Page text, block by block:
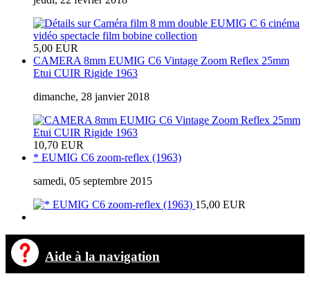
5,00 EUR
CAMERA 8mm EUMIG C6 Vintage Zoom Reflex 25mm
Etui CUIR Rigide 1963
dimanche, 28 janvier 2018
10,70 EUR
* EUMIG C6 zoom-reflex (1963)
samedi, 05 septembre 2015
15,00 EUR
Aide à la navigation